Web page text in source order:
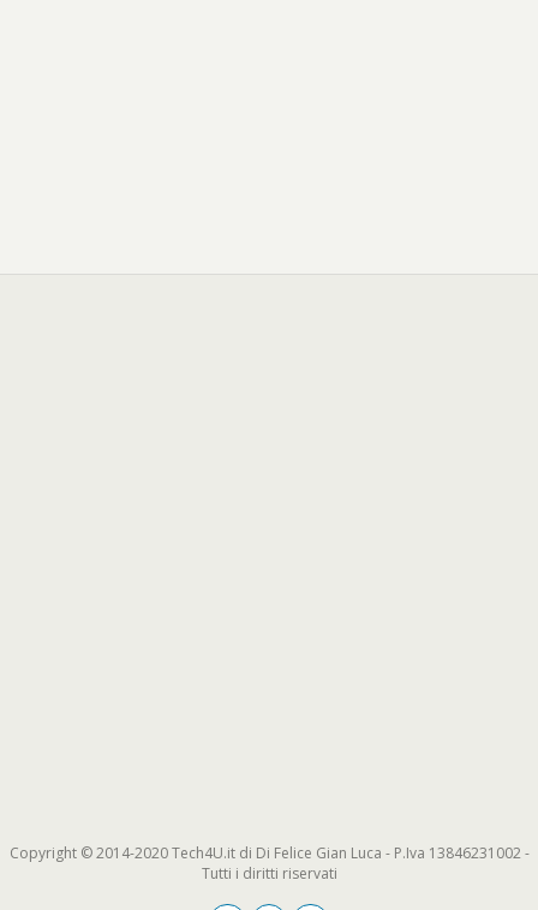
Copyright © 2014-2020 Tech4U.it di Di Felice Gian Luca - P.Iva 13846231002 -
Tutti i diritti riservati